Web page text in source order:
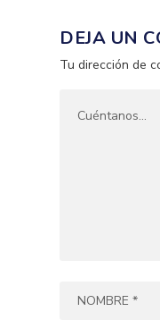
DEJA UN
Tu dirección de